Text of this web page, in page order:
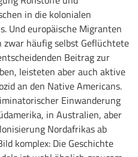
in die kolonialen
Und europäische Migranten
zwar häufig selbst Geflüchtete
Beitrag zur
leisteten aber auch aktive
an den Native Americans.
Einwanderung
in Australien, aber
Nordafrikas ab
komplex: Die Geschichte